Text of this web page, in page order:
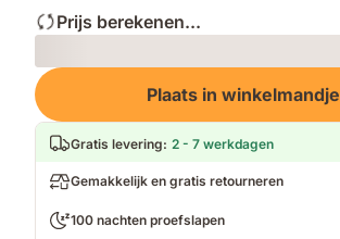
Prijs berekenen...
Loading
Plaats in winkelmandje
Gratis levering: 2 - 7 werkdagen
Gemakkelijk en gratis retourneren
100 nachten proefslapen